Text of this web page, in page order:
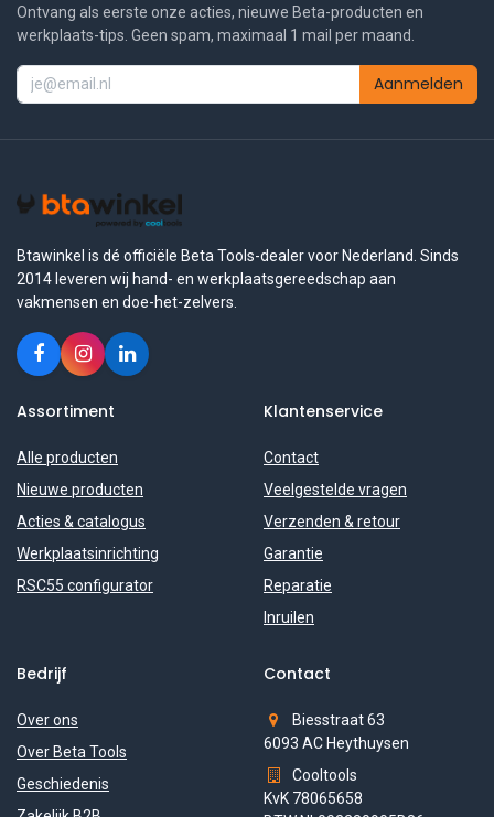
Ontvang als eerste onze acties, nieuwe Beta-producten en
werkplaats-tips. Geen spam, maximaal 1 mail per maand.
Aanmelden
Btawinkel is dé officiële Beta Tools-dealer voor Nederland. Sinds
2014 leveren wij hand- en werkplaatsgereedschap aan
vakmensen en doe-het-zelvers.
Assortiment
Alle producten
Nieuwe producten
Acties & catalogus
Werkplaatsinrichting
RSC55 configurator
Klantenservice
Contact
Veelgestelde vragen
Verzenden & retour
Garantie
Reparatie
Inruilen
Bedrijf
Over ons
Over Beta Tools
Geschiedenis
Contact
Biesstraat 63
6093 AC Heythuysen
Cooltools
KvK 78065658